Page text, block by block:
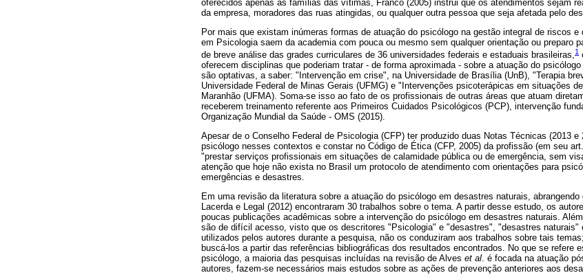
oferecidos apenas às famílias das vítimas, Franco (2005) instrui que os atendimentos sejam
da empresa, moradores das ruas atingidas, ou qualquer outra pessoa que seja afetada pelo
Por mais que existam inúmeras formas de atuação do psicólogo na gestão integral de riscos
em Psicologia saem da academia com pouca ou mesmo sem qualquer orientação ou preparo
de breve análise das grades curriculares de 36 universidades federais e estaduais brasileiras,1
oferecem disciplinas que poderiam tratar - de forma aproximada - sobre a atuação do
são optativas, a saber: "Intervenção em crise", na Universidade de Brasília (UnB), "Terapia
Universidade Federal de Minas Gerais (UFMG) e "Intervenções psicoterápicas em situações
Maranhão (UFMA). Soma-se isso ao fato de os profissionais de outras áreas que atuam
receberem treinamento referente aos Primeiros Cuidados Psicológicos (PCP), intervenção
Organização Mundial da Saúde - OMS (2015).
Apesar de o Conselho Federal de Psicologia (CFP) ter produzido duas Notas Técnicas (2013
psicólogo nesses contextos e constar no Código de Ética (CFP, 2005) da profissão (em seu
"prestar serviços profissionais em situações de calamidade pública ou de emergência, sem
atenção que hoje não exista no Brasil um protocolo de atendimento com orientações para
emergências e desastres.
Em uma revisão da literatura sobre a atuação do psicólogo em desastres naturais,
Lacerda e Legal (2012) encontraram 30 trabalhos sobre o tema. A partir desse estudo, os
poucas publicações acadêmicas sobre a intervenção do psicólogo em desastres naturais.
são de difícil acesso, visto que os descritores "Psicologia" e "desastres", "desastres naturais"
utilizados pelos autores durante a pesquisa, não os conduziram aos trabalhos sobre tais
buscá-los a partir das referências bibliográficas dos resultados encontrados. No que se refere
psicólogo, a maioria das pesquisas incluídas na revisão de Alves et al. é focada na atuação
autores, fazem-se necessários mais estudos sobre as ações de prevenção anteriores aos